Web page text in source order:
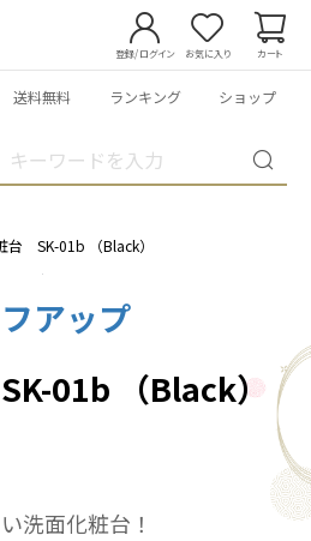
登録/ログイン お気に入り カート
送料無料 ランキング ショップ
台 SK-01b （Black）
アップ
01b （Black）
洗面化粧台！